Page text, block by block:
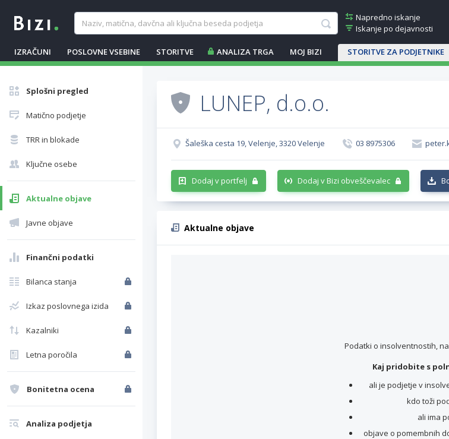
Napredno iskanje
Iskanje po dejavnosti
IZRAČUNI POSLOVNE VSEBINE STORITVE ANALIZA TRGA MOJ BIZI STORITVE ZA PODJETNIKE
Splošni pregled
Matično podjetje
TRR in blokade
Ključne osebe
Aktualne objave
Javne objave
Finančni podatki
Bilanca stanja
Izkaz poslovnega izida
Kazalniki
Letna poročila
Bonitetna ocena
Analiza podjetja
LUNEP, d.o.o.
Šaleška cesta 19, Velenje, 3320 Velenje 03 8975306
Dodaj v portfelj Dodaj v Bizi obveščevalec
Aktualne objave
Podatki o insolventnostih,
Kaj pridobite s
ali je podjetje v
kdo toži
ali ima
objave o pomembnih